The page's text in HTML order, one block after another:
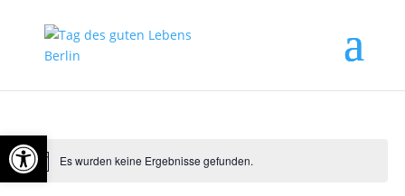
Es wurden keine Ergebnisse gefunden.
Open toolbar